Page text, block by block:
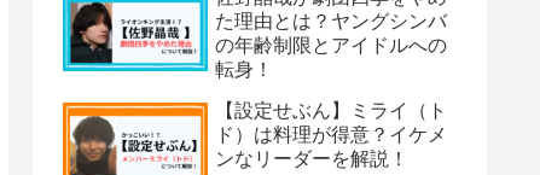
た理由とは？ヤングシンバ
の年齢制限とアイドルへの
転身！
【設定せぶん】ミライ（ト
ド）は料理が得意？イケメ
ンなリーダーを解説！